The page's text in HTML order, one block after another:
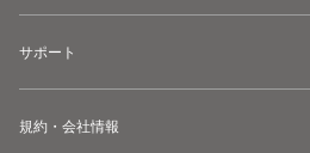
サポート
規約・会社情報